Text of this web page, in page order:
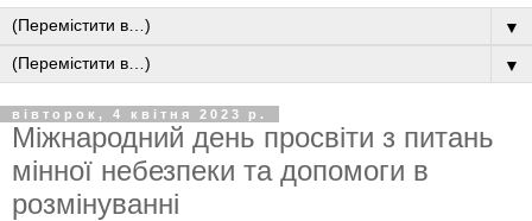
▼
▼
вівторок, 4 квітня 2023 р.
Міжнародний день просвіти з питань
мінної небезпеки та допомоги в
розмінуванні